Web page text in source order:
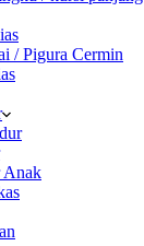
/ Pigura Cermin
Anak